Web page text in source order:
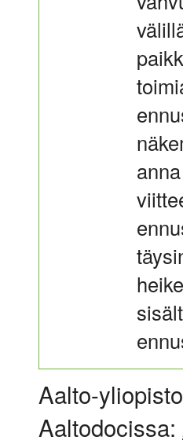
Aalto-
Aaltodocissa: